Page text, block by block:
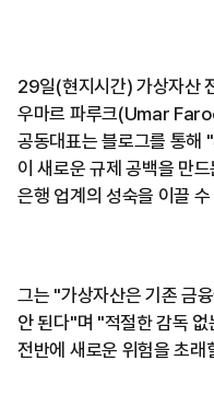
29일(현지시간) 가상자산
우마르 파루크(Umar
공동대표는 블로그를 통
이 새로운 규제 공백을 만
은행 업계의 성숙을 이끌
그는 "가상자산은 기존 금
안 된다"며 "적절한 감독
전반에 새로운 위험을 초래